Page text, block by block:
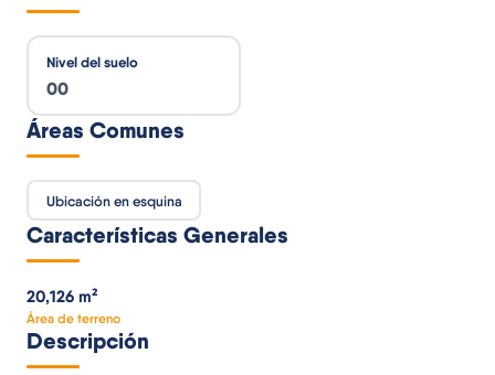
Nivel del suelo
00
Áreas Comunes
Ubicación en esquina
Características Generales
20,126 m²
Área de terreno
Descripción